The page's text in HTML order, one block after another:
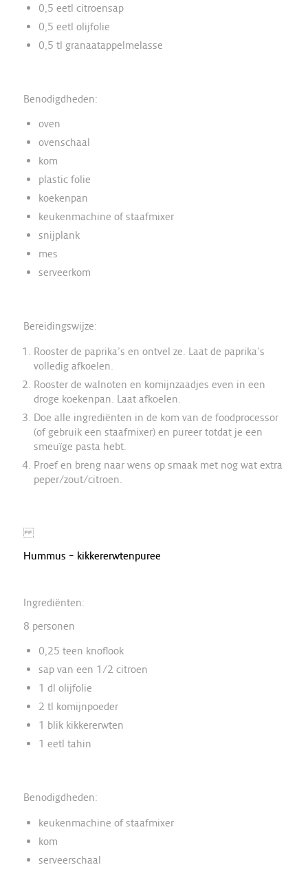
0,5 eetl citroensap
0,5 eetl olijfolie
0,5 tl granaatappelmelasse
Benodigdheden:
oven
ovenschaal
kom
plastic folie
koekenpan
keukenmachine of staafmixer
snijplank
mes
serveerkom
Bereidingswijze:
Rooster de paprika’s en ontvel ze. Laat de paprika’s
volledig afkoelen.
Rooster de walnoten en komijnzaadjes even in een
droge koekenpan. Laat afkoelen.
Doe alle ingrediënten in de kom van de foodprocessor
(of gebruik een staafmixer) en pureer totdat je een
smeuïge pasta hebt.
Proef en breng naar wens op smaak met nog wat extra
peper/zout/citroen.
Hummus – kikkererwtenpuree
Ingrediënten:
8 personen
0,25 teen knoflook
sap van een 1/2 citroen
1 dl olijfolie
2 tl komijnpoeder
1 blik kikkererwten
1 eetl tahin
Benodigdheden:
keukenmachine of staafmixer
kom
serveerschaal